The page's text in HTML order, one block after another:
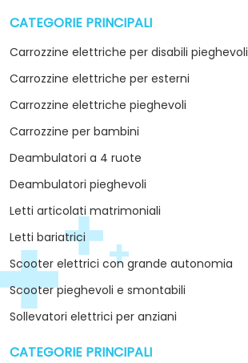
CATEGORIE PRINCIPALI
Carrozzine elettriche per disabili pieghevoli
Carrozzine elettriche per esterni
Carrozzine elettriche pieghevoli
Carrozzine per bambini
Deambulatori a 4 ruote
Deambulatori pieghevoli
Letti articolati matrimoniali
Letti bariatrici
Scooter elettrici con grande autonomia
Scooter pieghevoli e smontabili
Sollevatori elettrici per anziani
CATEGORIE PRINCIPALI